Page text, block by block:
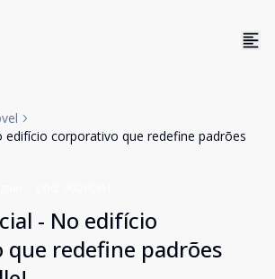
edifício corporativo que redefine padrões
- No edifício
redefine padrões